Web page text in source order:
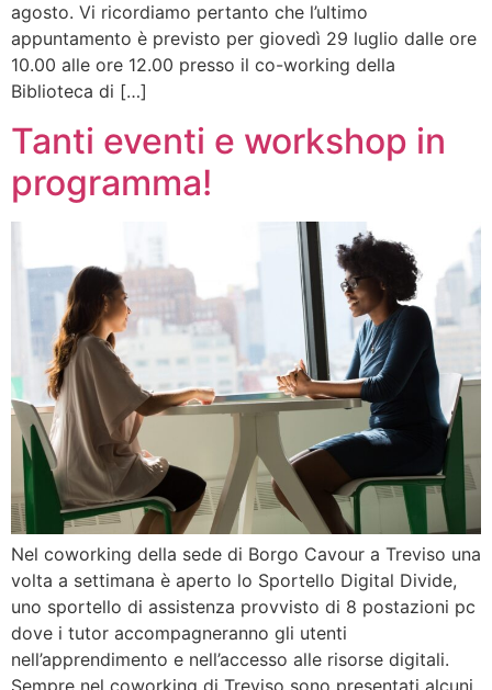
agosto. Vi ricordiamo pertanto che l’ultimo
appuntamento è previsto per giovedì 29 luglio dalle ore
10.00 alle ore 12.00 presso il co-working della
Biblioteca di […]
Tanti eventi e workshop in
programma!
Nel coworking della sede di Borgo Cavour a Treviso una
volta a settimana è aperto lo Sportello Digital Divide,
uno sportello di assistenza provvisto di 8 postazioni pc
dove i tutor accompagneranno gli utenti
nell’apprendimento e nell’accesso alle risorse digitali.
Sempre nel coworking di Treviso sono presentati alcuni